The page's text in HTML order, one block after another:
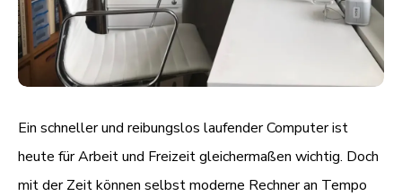
Ein schneller und reibungslos laufender Computer ist
heute für Arbeit und Freizeit gleichermaßen wichtig. Doch
mit der Zeit können selbst moderne Rechner an Tempo